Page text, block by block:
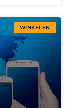
WINKELEN